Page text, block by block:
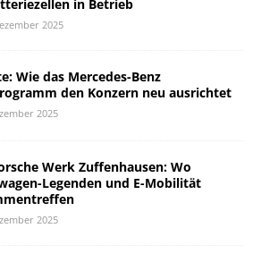
in Betrieb
2025
Wie das Mercedes-Benz
den Konzern neu ausrichtet
2025
Werk Zuffenhausen: Wo
Legenden und E-Mobilität
2025